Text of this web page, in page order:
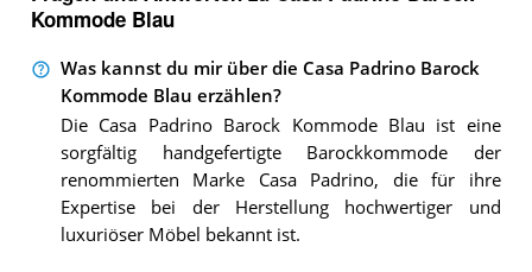
Kommode Blau
Was kannst du mir über die Casa Padrino Barock
Kommode Blau erzählen?
Die Casa Padrino Barock Kommode Blau ist eine
sorgfältig handgefertigte Barockkommode der
renommierten Marke Casa Padrino, die für ihre
Expertise bei der Herstellung hochwertiger und
luxuriöser Möbel bekannt ist.